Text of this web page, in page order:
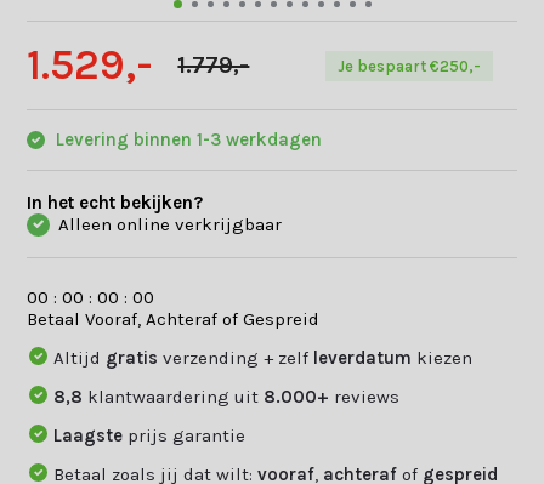
1.529,- 1.779,- Je bespaart €250,-
Levering binnen 1-3 werkdagen
In het echt bekijken?
Alleen online verkrijgbaar
00 :00 :00 :00
Betaal Vooraf, Achteraf of Gespreid
Altijd gratisverzending + zelf leverdatum kiezen
8,8 klantwaardering uit 8.000+ reviews
Laagste prijs garantie
Betaal zoals jij dat wilt:vooraf achteraf of gespreid